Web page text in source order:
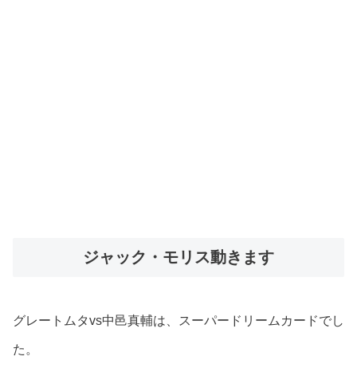
ジャック・モリス動きます
グレートムタvs中邑真輔は、スーパードリームカードでし
た。